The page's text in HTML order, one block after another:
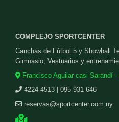
COMPLEJO SPORTCENTER
Canchas de Fútbol 5 y Showball
Gimnasio, Vestuarios y
Francisco Aguilar casi Sarandí -
4224 4513 | 095 931 646
reservas@sportcenter.com.uy